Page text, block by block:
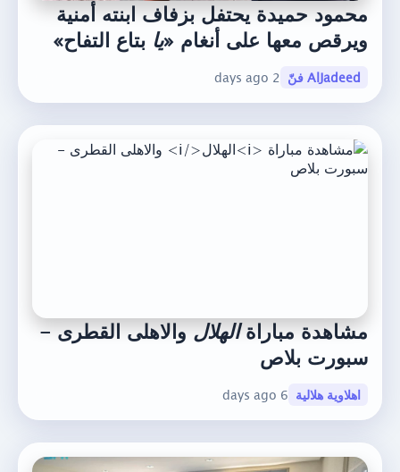
محمود حميدة يحتفل بزفاف ابنته أمنية
ويرقص معها على أنغام «يا بتاع التفاح»
AlJadeed فنّ 2 days ago
مشاهدة مباراةالهلالوالاهلى القطرى -
سبورت بلاص
اهلاوية هلالية 6 days ago